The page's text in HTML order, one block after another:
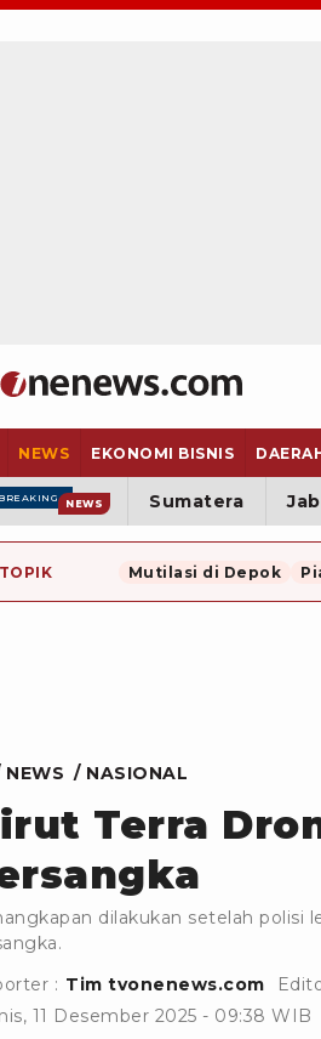
NEWS EKONOMI BISNIS
BREAKING NEWS Sumatera
TOPIK Mutilasi di Depok
NEWS NASIONAL
Terra
dilakukan setelah polisi
: Tim tvonenews.com
11 Desember 2025 - 09:38 WIB